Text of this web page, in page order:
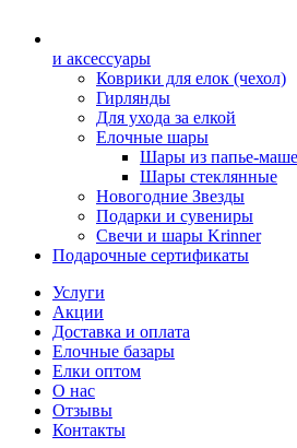
и аксессуары
Коврики для елок (чехол)
Гирлянды
Для ухода за елкой
Елочные шары
Шары из папье-маше
Шары стеклянные
Новогодние Звезды
Подарки и сувениры
Свечи и шары Krinner
Подарочные сертификаты
Услуги
Акции
Доставка и оплата
Елочные базары
Елки оптом
О нас
Отзывы
Контакты